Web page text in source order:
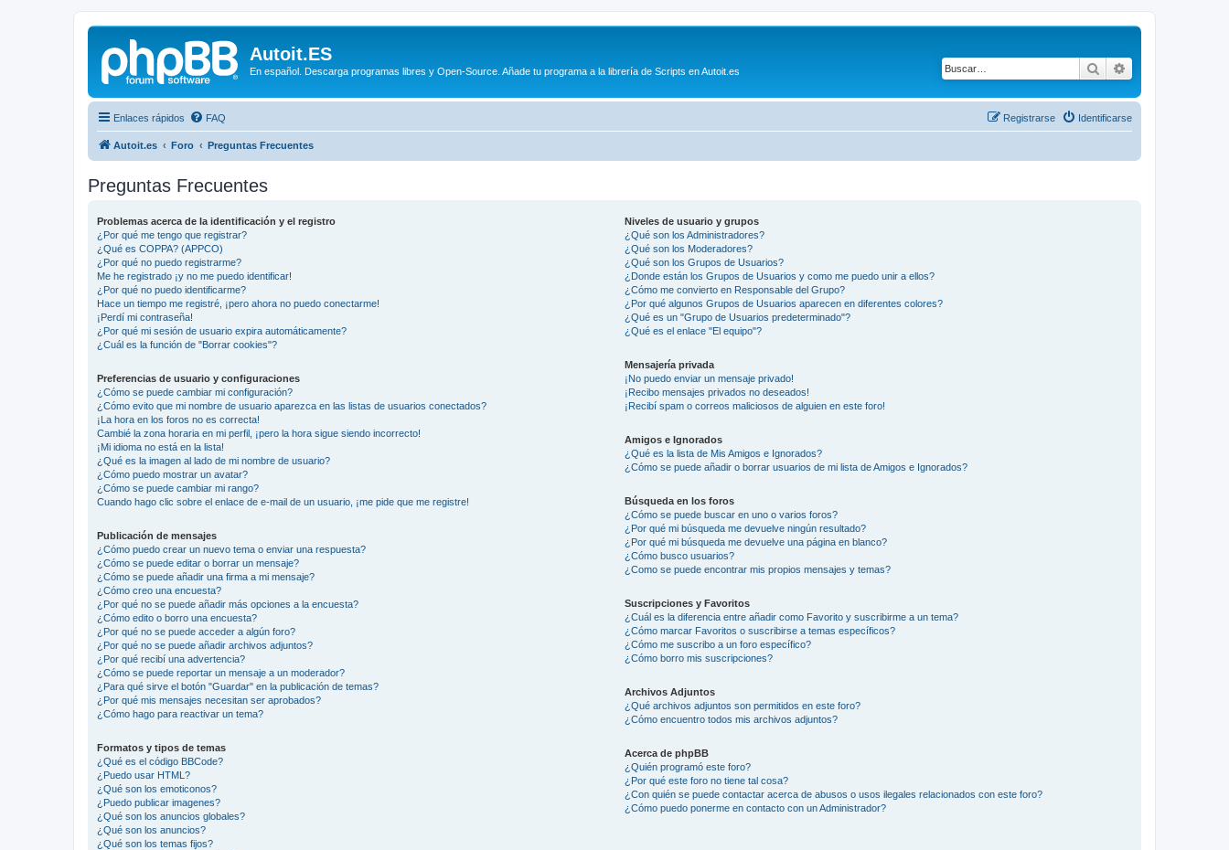
Autoit.ES
En español. Descarga programas libres y Open-Source. Añade tu programa a la librería de Scripts en Autoit.es Buscar
Enlaces rápidos FAQ Identificarse
Registrarse
Autoit.es Foro Preguntas Frecuentes
Preguntas Frecuentes
Problemas acerca de la identificación y el registro
¿Por qué me tengo que registrar?
¿Qué es COPPA? (APPCO)
¿Por qué no puedo registrarme?
Me he registrado ¡y no me puedo identificar!
¿Por qué no puedo identificarme?
Hace un tiempo me registré, ¡pero ahora no puedo conectarme!
¡Perdí mi contraseña!
¿Por qué mi sesión de usuario expira automáticamente?
¿Cuál es la función de "Borrar cookies"?
Preferencias de usuario y configuraciones
¿Cómo se puede cambiar mi configuración?
¿Cómo evito que mi nombre de usuario aparezca en las listas de usuarios conectados?
¡La hora en los foros no es correcta!
Cambié la zona horaria en mi perfil, ¡pero la hora sigue siendo incorrecto!
¡Mi idioma no está en la lista!
¿Qué es la imagen al lado de mi nombre de usuario?
¿Cómo puedo mostrar un avatar?
¿Cómo se puede cambiar mi rango?
Cuando hago clic sobre el enlace de e-mail de un usuario, ¡me pide que me registre!
Publicación de mensajes
¿Cómo puedo crear un nuevo tema o enviar una respuesta?
¿Cómo se puede editar o borrar un mensaje?
¿Cómo se puede añadir una firma a mi mensaje?
¿Cómo creo una encuesta?
¿Por qué no se puede añadir más opciones a la encuesta?
¿Cómo edito o borro una encuesta?
¿Por qué no se puede acceder a algún foro?
¿Por qué no se puede añadir archivos adjuntos?
¿Por qué recibí una advertencia?
¿Cómo se puede reportar un mensaje a un moderador?
¿Para qué sirve el botón "Guardar" en la publicación de temas?
¿Por qué mis mensajes necesitan ser aprobados?
¿Cómo hago para reactivar un tema?
Formatos y tipos de temas
¿Qué es el código BBCode?
¿Puedo usar HTML?
¿Qué son los emoticonos?
¿Puedo publicar imagenes?
¿Qué son los anuncios globales?
¿Qué son los anuncios?
¿Qué son los temas fijos?
Niveles de usuario y grupos
¿Qué son los Administradores?
¿Qué son los Moderadores?
¿Qué son los Grupos de Usuarios?
¿Donde están los Grupos de Usuarios y como me puedo unir a ellos?
¿Cómo me convierto en Responsable del Grupo?
¿Por qué algunos Grupos de Usuarios aparecen en diferentes colores?
¿Qué es un "Grupo de Usuarios predeterminado"?
¿Qué es el enlace "El equipo"?
Mensajería privada
¡No puedo enviar un mensaje privado!
¡Recibo mensajes privados no deseados!
¡Recibí spam o correos maliciosos de alguien en este foro!
Amigos e Ignorados
¿Qué es la lista de Mis Amigos e Ignorados?
¿Cómo se puede añadir o borrar usuarios de mi lista de Amigos e Ignorados?
Búsqueda en los foros
¿Cómo se puede buscar en uno o varios foros?
¿Por qué mi búsqueda me devuelve ningún resultado?
¿Por qué mi búsqueda me devuelve una página en blanco?
¿Cómo busco usuarios?
¿Como se puede encontrar mis propios mensajes y temas?
Suscripciones y Favoritos
¿Cuál es la diferencia entre añadir como Favorito y suscribirme a un tema?
¿Cómo marcar Favoritos o suscribirse a temas específicos?
¿Cómo me suscribo a un foro específico?
¿Cómo borro mis suscripciones?
Archivos Adjuntos
¿Qué archivos adjuntos son permitidos en este foro?
¿Cómo encuentro todos mis archivos adjuntos?
Acerca de phpBB
¿Quién programó este foro?
¿Por qué este foro no tiene tal cosa?
¿Con quién se puede contactar acerca de abusos o usos ilegales relacionados con este foro?
¿Cómo puedo ponerme en contacto con un Administrador?